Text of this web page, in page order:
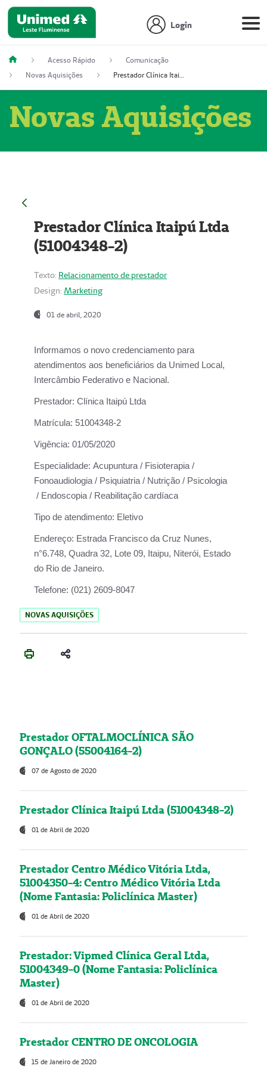
Login
Acesso Rápido
Comunicação
Novas Aquisições
Prestador Clínica Itaipú Ltda (51004348-2)
Novas Aquisições
Prestador Clínica Itaipú Ltda
(51004348-2)
Texto: Relacionamento de prestador
Design: Marketing
01 de abril, 2020
Informamos o novo credenciamento para
atendimentos aos beneficiários da Unimed Local,
Intercâmbio Federativo e Nacional.
Prestador: Clínica Itaipú Ltda
Matrícula: 51004348-2
Vigência: 01/05/2020
Especialidade: Acupuntura / Fisioterapia /
Fonoaudiologia / Psiquiatria / Nutrição / Psicologia
/ Endoscopia / Reabilitação cardíaca
Tipo de atendimento: Eletivo
Endereço: Estrada Francisco da Cruz Nunes,
n°6.748, Quadra 32, Lote 09, Itaipu, Niterói, Estado
do Rio de Janeiro.
Telefone: (021) 2609-8047
NOVAS AQUISIÇÕES
Prestador OFTALMOCLÍNICA SÃO
GONÇALO (55004164-2)
07 de Agosto de 2020
Prestador Clínica Itaipú Ltda (51004348-2)
01 de Abril de 2020
Prestador Centro Médico Vitória Ltda,
51004350-4: Centro Médico Vitória Ltda
(Nome Fantasia: Policlínica Master)
01 de Abril de 2020
Prestador: Vipmed Clínica Geral Ltda,
51004349-0 (Nome Fantasia: Policlínica
Master)
01 de Abril de 2020
Prestador CENTRO DE ONCOLOGIA
15 de Janeiro de 2020